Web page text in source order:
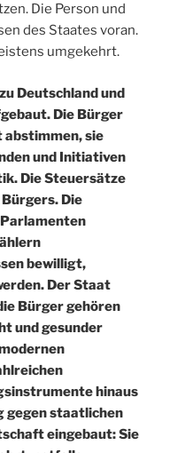
Die Person und
des Staates voran.
umgekehrt.
Deutschland und
Die Bürger
abstimmen, sie
und Initiativen
Die Steuersätze
Die
bewilligt,
Der Staat
Bürger gehören
und gesunder
hinaus
gegen staatlichen
eingebaut: Sie